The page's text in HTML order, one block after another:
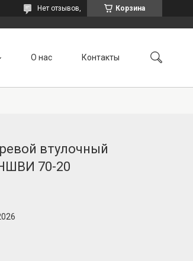
Корзина
Нет отзывов,
О нас Контакты
втулочный
70-20